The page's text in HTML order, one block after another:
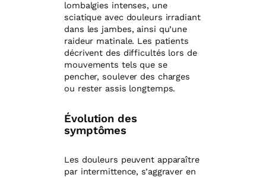
lombalgies intenses, une
sciatique avec douleurs irradiant
dans les jambes, ainsi qu’une
raideur matinale. Les patients
décrivent des difficultés lors de
mouvements tels que se
pencher, soulever des charges
ou rester assis longtemps.
Évolution des
symptômes
Les douleurs peuvent apparaître
par intermittence, s’aggraver en